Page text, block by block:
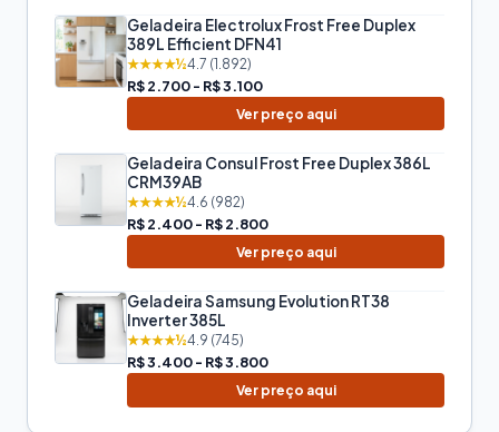
Geladeira Electrolux Frost Free Duplex
389L Efficient DFN41
★★★★½4.7 (1.892)
R$ 2.700 - R$ 3.100
Ver preço aqui
Geladeira Consul Frost Free Duplex 386L
CRM39AB
★★★★½4.6 (982)
R$ 2.400 - R$ 2.800
Ver preço aqui
Geladeira Samsung Evolution RT38
Inverter 385L
★★★★½4.9 (745)
R$ 3.400 - R$ 3.800
Ver preço aqui